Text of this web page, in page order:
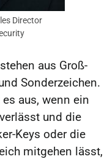
Director
aus Groß-
Sonderzeichen.
aus, wenn ein
und die
Keys oder die
mitgehen lässt,